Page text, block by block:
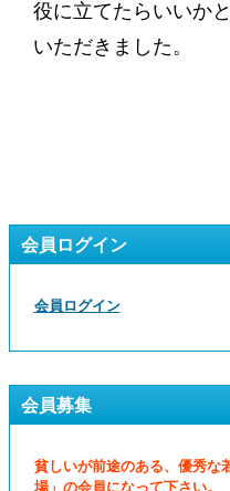
役に立てたらいいか
いただきました。
会員ログイン
会員ログイン
会員募集
貧しいが前途のある、優秀な
場」の会員になって下さい。